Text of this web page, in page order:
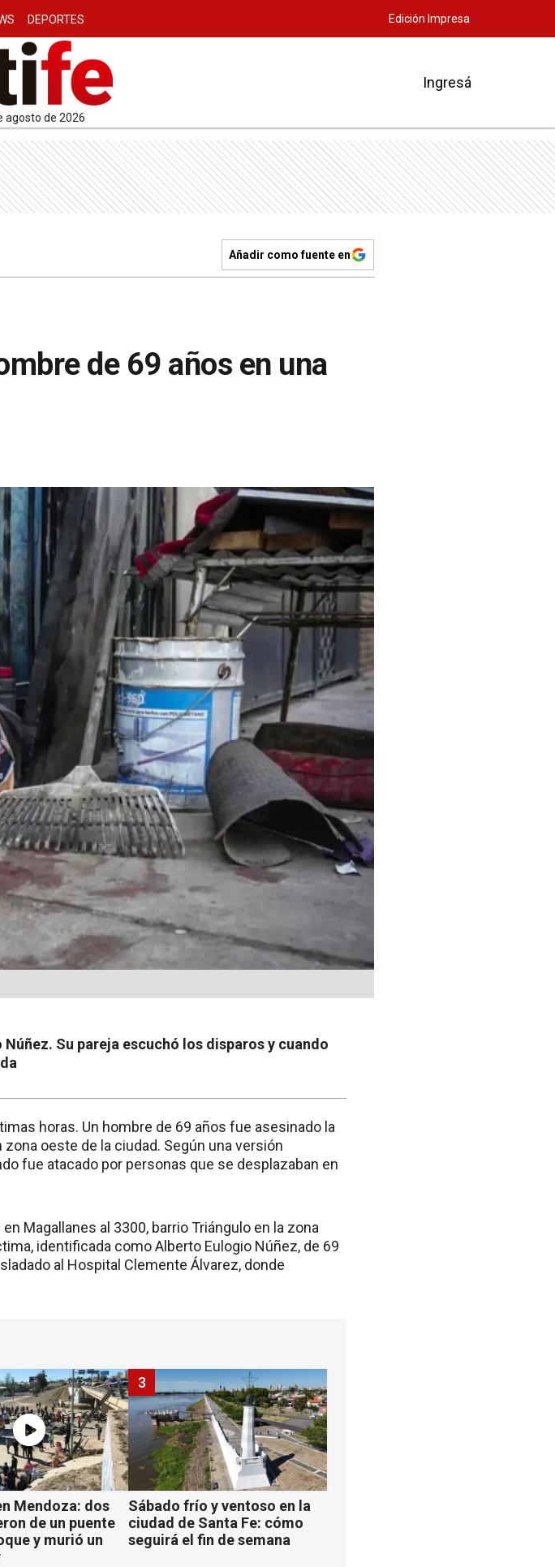
DEPORTES Edición Impresa
agosto de 2026
Ingresá
Añadir como fuente en
de 69 años en una
Su pareja escuchó los disparos y cuando
horas. Un hombre de 69 años fue asesinado la
oeste de la ciudad. Según una versión
fue atacado por personas que se desplazaban en
Magallanes al 3300, barrio Triángulo en la zona
identificada como Alberto Eulogio Núñez, de 69
al Hospital Clemente Álvarez, donde
Mendoza: dos
de un puente
y murió un
Sábado frío y ventoso en la
ciudad de Santa Fe: cómo
seguirá el fin de semana
3